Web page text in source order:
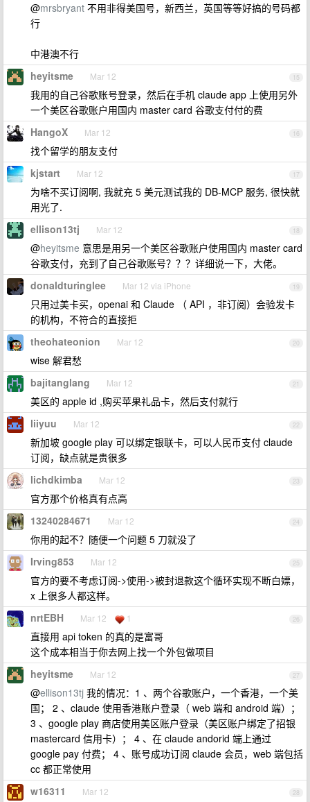
@mrsbryant 不用非得美国号，新西兰，英国等等好搞的号码都
行
中港澳不行
15
heyitsme Mar 12
我用的自己谷歌账号登录，然后在手机 claude app 上使用另外
一个美区谷歌账户用国内 master card 谷歌支付付的费
16
HangoX Mar 12
找个留学的朋友支付
17
kjstart Mar 12
为啥不买订阅啊, 我就充 5 美元测试我的 DB-MCP 服务, 很快就
用光了.
18
ellison13tj Mar 12
@heyitsme 意思是用另一个美区谷歌账户使用国内 master card
谷歌支付，充到了自己谷歌账号？？？详细说一下，大佬。
19
donaldturinglee Mar 12 via iPhone
只用过美卡买，openai 和 Claude （ API ，非订阅）会验发卡
的机构，不符合的直接拒
20
theohateonion Mar 12
wise 解君愁
21
bajitanglang Mar 12
美区的 apple id ,购买苹果礼品卡，然后支付就行
22
liiyuu Mar 12
新加坡 google play 可以绑定银联卡，可以人民币支付 claude
订阅，缺点就是贵很多
23
lichdkimba Mar 12
官方那个价格真有点高
24
13240284671 Mar 12
你用的起不？随便一个问题 5 刀就没了
25
Irving853 Mar 12
官方的要不考虑订阅->使用->被封退款这个循环实现不断白嫖，
x 上很多人都这样。
26
nrtEBH Mar 12 1
直接用 api token 的真的是富哥
这个成本相当于你去网上找一个外包做项目
27
heyitsme Mar 12
@ellison13tj 我的情况：1 、两个谷歌账户，一个香港，一个美
国； 2 、claude 使用香港账户登录（ web 端和 android 端）；
3 、google play 商店使用美区账户登录（美区账户绑定了招银
mastercard 信用卡）； 4 、在 claude andorid 端上通过
google pay 付费； 4 、账号成功订阅 claude 会员，web 端包括
cc 都正常使用
28
w16311 Mar 12